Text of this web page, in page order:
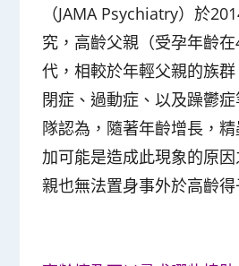
（JAMA Psychiatry）於
究，高齡父親（受孕年齡
代，相較於年輕父親的族
閉症、過動症、以及躁鬱
隊認為，隨著年齡增長，
加可能是造成此現象的原
親也無法置身事外於高齡得